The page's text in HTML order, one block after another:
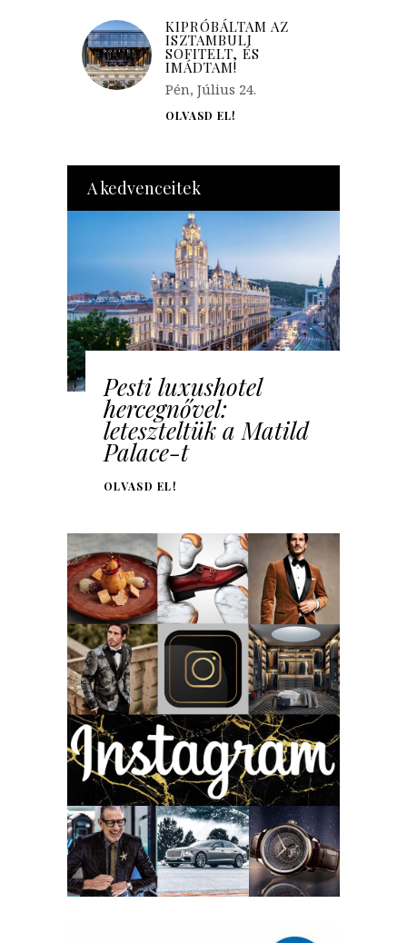
KIPRÓBÁLTAM AZ
ISZTAMBULI
SOFITELT, ÉS
IMÁDTAM!
Pén, Július 24.
OLVASD EL!
A kedvenceitek
Pesti luxushotel
hercegnővel:
leteszteltük a Matild
Palace-t
OLVASD EL!